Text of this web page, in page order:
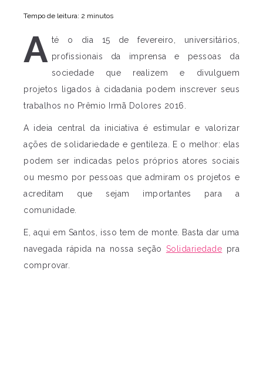
Tempo de leitura: 2 minutos
A té o dia 15 de fevereiro, universitários,
profissionais da imprensa e pessoas da
sociedade que realizem e divulguem
projetos ligados à cidadania podem inscrever seus
trabalhos no Prêmio Irmã Dolores 2016.
A ideia central da iniciativa é estimular e valorizar
ações de solidariedade e gentileza. E o melhor: elas
podem ser indicadas pelos próprios atores sociais
ou mesmo por pessoas que admiram os projetos e
acreditam que sejam importantes para a
comunidade.
E, aqui em Santos, isso tem de monte. Basta dar uma
navegada rápida na nossa seção Solidariedade pra
comprovar.